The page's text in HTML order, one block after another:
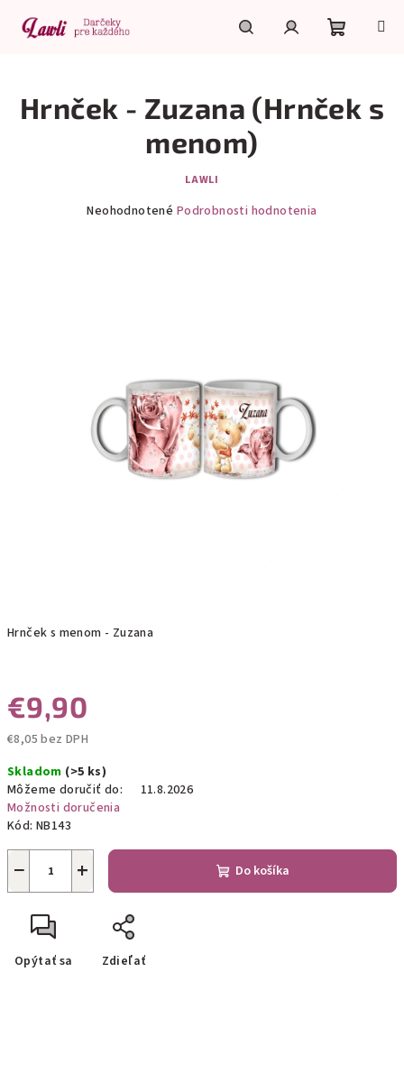
obsah
košík
Hrnček s menom - Zuzana
€9,90
€8,05 bez DPH
cena:
Skladom (>5 ks)
Môžeme doručiť do:
11.8.2026
Možnosti doručenia
Kód: NB143
+
− Do košíka
Opýtať sa Zdieľať
Hrnček - Zuzana (Hrnček s
menom)
LAWLI
Neohodnotené Podrobnosti hodnotenia